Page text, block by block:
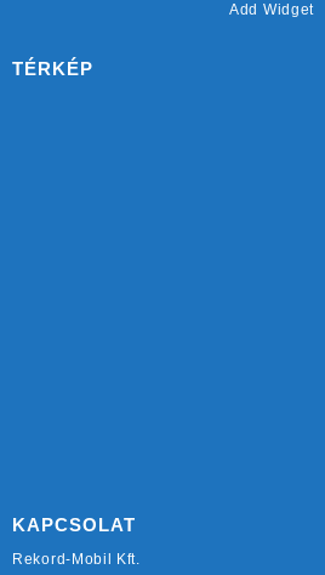
Add Widget
TÉRKÉP
KAPCSOLAT
Rekord-Mobil Kft.